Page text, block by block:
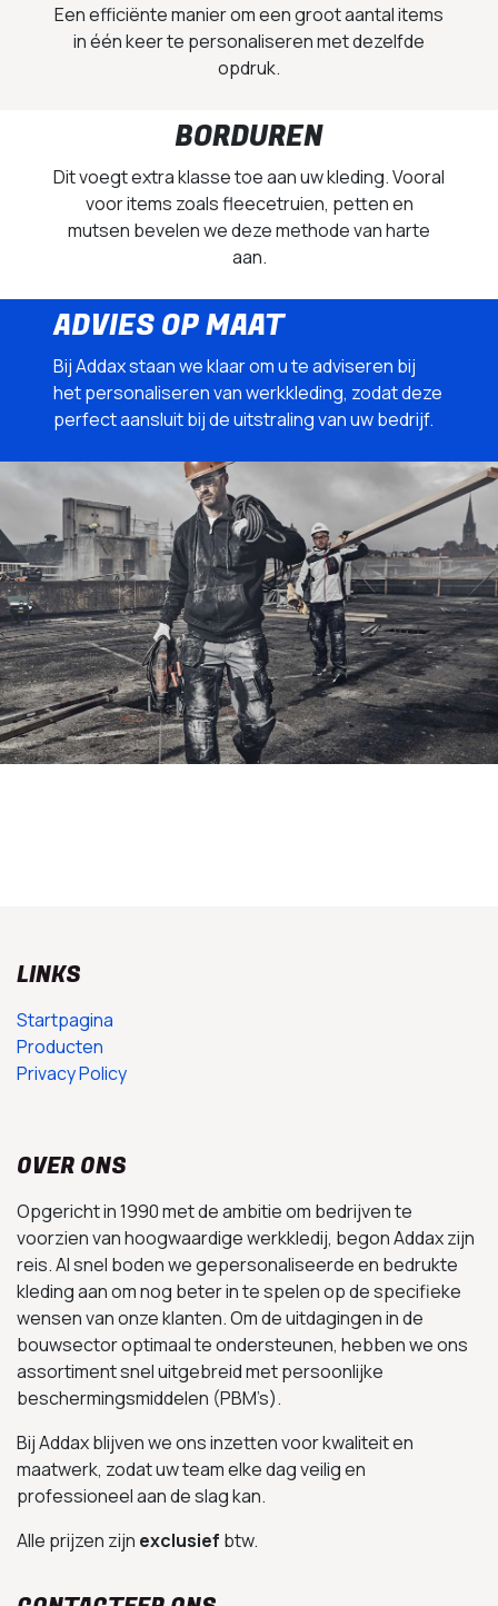
Een efficiënte manier om een groot aantal items
in één keer te personaliseren met dezelfde
opdruk.
BORDUREN
Dit voegt extra klasse toe aan uw kleding. Vooral
voor items zoals fleecetruien, petten en
mutsen bevelen we deze methode van harte
aan.
ADVIES OP MAAT
Bij Addax staan we klaar om u te adviseren bij
het personaliseren van werkkleding, zodat deze
perfect aansluit bij de uitstraling van uw bedrijf.
LINKS
Startpagina
Producten
Privacy Policy
OVER ONS
Opgericht in 1990 met de ambitie om bedrijven te
voorzien van hoogwaardige werkkledij, begon Addax zijn
reis. Al snel boden we gepersonaliseerde en bedrukte
kleding aan om nog beter in te spelen op de specifieke
wensen van onze klanten. Om de uitdagingen in de
bouwsector optimaal te ondersteunen, hebben we ons
assortiment snel uitgebreid met persoonlijke
beschermingsmiddelen (PBM’s).
Bij Addax blijven we ons inzetten voor kwaliteit en
maatwerk, zodat uw team elke dag veilig en
professioneel aan de slag kan.
Alle prijzen zijn exclusief btw.